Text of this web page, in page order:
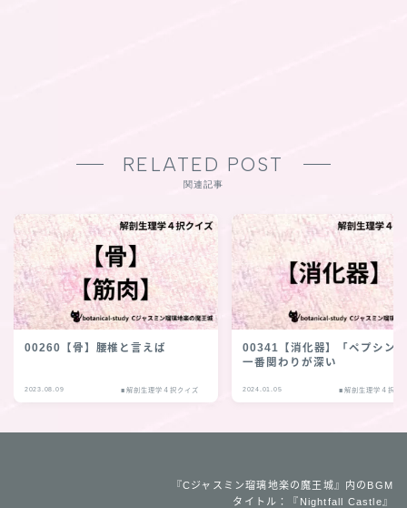
RELATED POST
関連記事
00260【骨】腰椎と言えば
2023.08.09 ■解剖生理学４択クイズ
00341【消化器】「ペプシン
一番関わりが深い
2024.01.05 ■解剖生理学４択ク
『Cジャスミン瑠璃地楽の魔王城』内のBGM
タイトル：『Nightfall Castle』